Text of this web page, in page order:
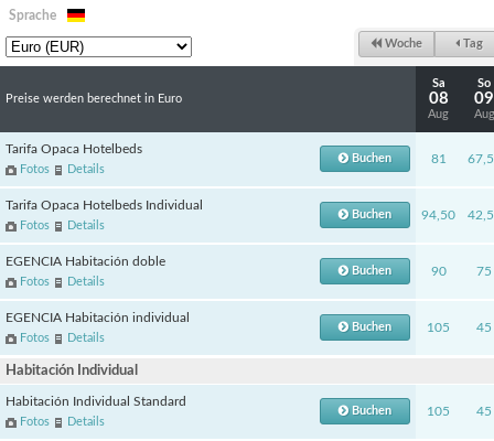
Sprache
Woche Tag
Preise werden berechnet in Euro
Sa
08
Aug
So
09
Aug
Tarifa Opaca Hotelbeds
Fotos Details
Buchen 81
Tarifa Opaca Hotelbeds Individual
Fotos Details
Buchen 94,50
EGENCIA Habitación doble
Fotos Details
Buchen 90 75
EGENCIA Habitación individual
Fotos Details
Buchen 105 45
Habitación Individual
Habitación Individual Standard
Fotos Details
Buchen 105 45